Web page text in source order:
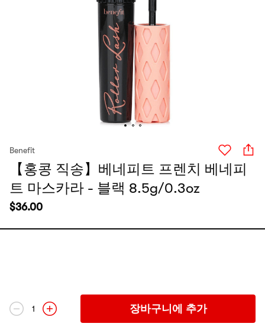
Benefit
【홍콩 직송】베네피트 프렌치 베네피
트 마스카라 - 블랙 8.5g/0.3oz
$36.00
1 장바구니에 추가